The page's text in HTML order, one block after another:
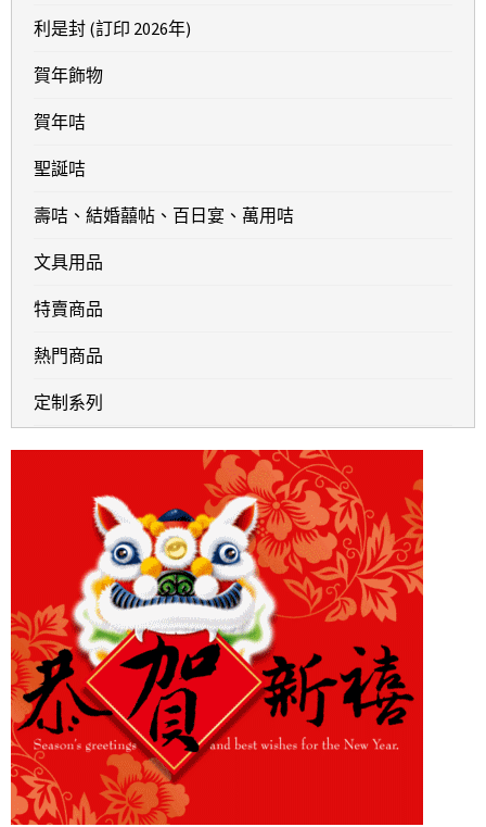
利是封 (訂印 2026年)
賀年飾物
賀年咭
聖誕咭
壽咭、結婚囍帖、百日宴、萬用咭
文具用品
特賣商品
熱門商品
定制系列